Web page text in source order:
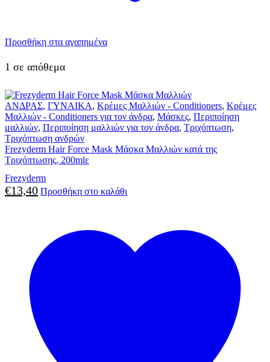
Προσθήκη στα αγαπημένα
1 σε απόθεμα
ΑΝΔΡΑΣ, ΓΥΝΑΙΚΑ, Κρέμες Μαλλιών - Conditioners, Κρέμες
Μαλλιών - Conditioners για τον άνδρα, Μάσκες, Περιποίηση
μαλλιών, Περιποίηση μαλλιών για τον άνδρα, Τριχόπτωση,
Τριχόπτωση ανδρών
Frezyderm Hair Force Mask Μάσκα Μαλλιών κατά της
Τριχόπτωσης, 200mlε
Frezyderm
€13,40 Προσθήκη στο καλάθι